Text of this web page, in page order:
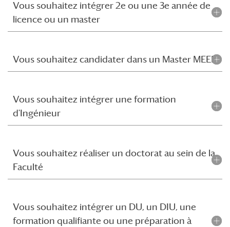
Vous souhaitez intégrer 2e ou une 3e année de
licence ou un master
Vous souhaitez candidater dans un Master MEEF
Vous souhaitez intégrer une formation
d'Ingénieur
Vous souhaitez réaliser un doctorat au sein de la
Faculté
Vous souhaitez intégrer un DU, un DIU, une
formation qualifiante ou une préparation à